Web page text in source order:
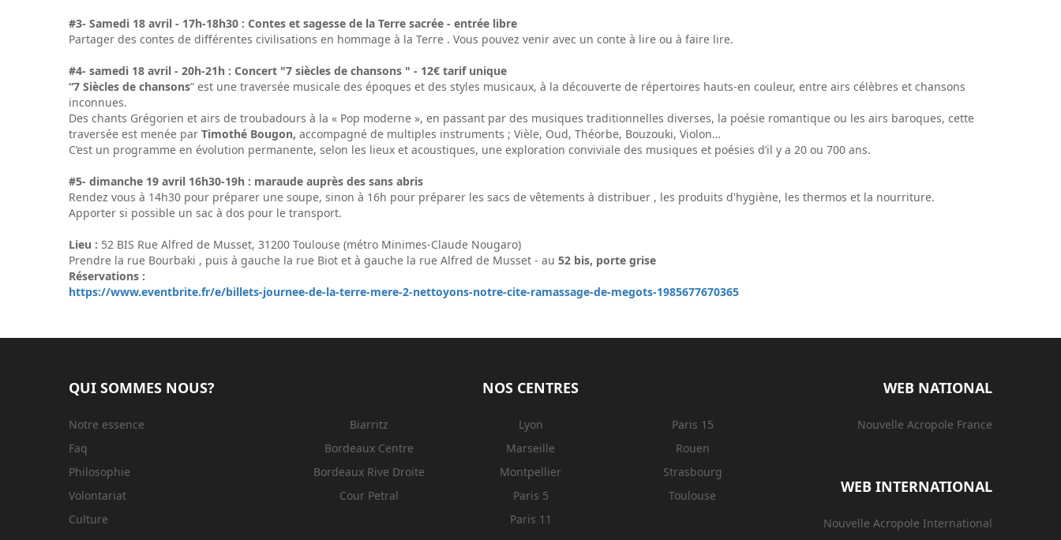
#3- Samedi 18 avril - 17h-18h30 : Contes et sagesse de la Terre sacrée - entrée libre
Partager des contes de différentes civilisations en hommage à la Terre . Vous pouvez venir avec un conte à lire ou à faire lire.
#4- samedi 18 avril - 20h-21h : Concert "7 siècles de chansons " - 12€ tarif unique
“7 Siècles de chansons” est une traversée musicale des époques et des styles musicaux, à la découverte de répertoires hauts-en couleur, entre airs célèbres et chansons
inconnues.
Des chants Grégorien et airs de troubadours à la « Pop moderne », en passant par des musiques traditionnelles diverses, la poésie romantique ou les airs baroques, cette
traversée est menée par Timothé Bougon, accompagné de multiples instruments ; Vièle, Oud, Théorbe, Bouzouki, Violon…
C’est un programme en évolution permanente, selon les lieux et acoustiques, une exploration conviviale des musiques et poésies d’il y a 20 ou 700 ans.
#5- dimanche 19 avril 16h30-19h : maraude auprès des sans abris
Rendez vous à 14h30 pour préparer une soupe, sinon à 16h pour préparer les sacs de vêtements à distribuer , les produits d'hygiène, les thermos et la nourriture.
Apporter si possible un sac à dos pour le transport.
Lieu : 52 BIS Rue Alfred de Musset, 31200 Toulouse (métro Minimes-Claude Nougaro)
Prendre la rue Bourbaki , puis à gauche la rue Biot et à gauche la rue Alfred de Musset - au 52 bis, porte grise
Réservations :
https://www.eventbrite.fr/e/billets-journee-de-la-terre-mere-2-nettoyons-notre-cite-ramassage-de-megots-1985677670365
QUI SOMMES NOUS?
Notre essence
Faq
Philosophie
Volontariat
Culture
NOS CENTRES
Biarritz
Bordeaux Centre
Bordeaux Rive Droite
Cour Petral
Lyon
Marseille
Montpellier
Paris 5
Paris 11
Paris 15
Rouen
Strasbourg
Toulouse
WEB NATIONAL
Nouvelle Acropole France
WEB INTERNATIONAL
Nouvelle Acropole International